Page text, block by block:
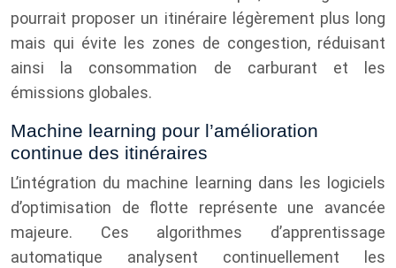
pourrait proposer un itinéraire légèrement plus long
mais qui évite les zones de congestion, réduisant
ainsi la consommation de carburant et les
émissions globales.
Machine learning pour l’amélioration
continue des itinéraires
L’intégration du machine learning dans les logiciels
d’optimisation de flotte représente une avancée
majeure. Ces algorithmes d’apprentissage
automatique analysent continuellement les